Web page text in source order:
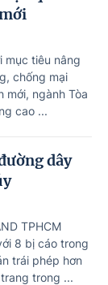
mục tiêu nâng
chống mại
mới, ngành Tòa
cao ...
dây
TPHCM
8 bị cáo trong
trái phép hơn
trong ...